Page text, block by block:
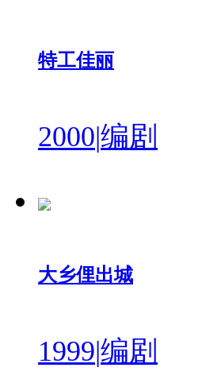
特工佳丽
2000|编剧
大乡俚出城
1999|编剧